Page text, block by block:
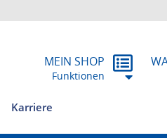
MEIN SHOP
Funktionen
Karriere